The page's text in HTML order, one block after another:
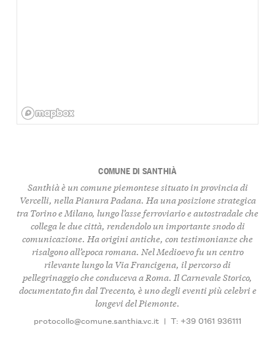
COMUNE DI SANTHIÀ
Santhià è un comune piemontese situato in provincia di
Vercelli, nella Pianura Padana. Ha una posizione strategica
tra Torino e Milano, lungo l’asse ferroviario e autostradale che
collega le due città, rendendolo un importante snodo di
comunicazione. Ha origini antiche, con testimonianze che
risalgono all’epoca romana. Nel Medioevo fu un centro
rilevante lungo la Via Francigena, il percorso di
pellegrinaggio che conduceva a Roma. Il Carnevale Storico,
documentato fin dal Trecento, è uno degli eventi più celebri e
longevi del Piemonte.
protocollo@comune.santhia.vc.it | T: +39 0161 936111